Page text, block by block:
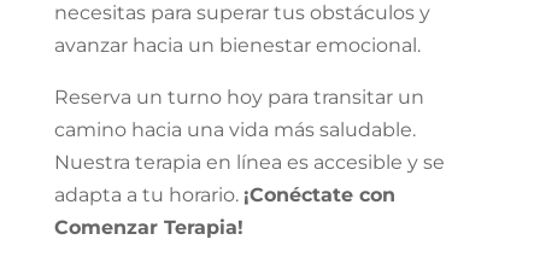
necesitas para superar tus obstáculos y
avanzar hacia un bienestar emocional.
Reserva un turno hoy para transitar un
camino hacia una vida más saludable.
Nuestra terapia en línea es accesible y se
adapta a tu horario. ¡Conéctate con
Comenzar Terapia!